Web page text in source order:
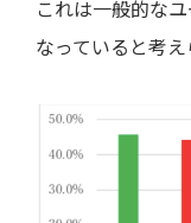
これは一般的な
なっていると考え